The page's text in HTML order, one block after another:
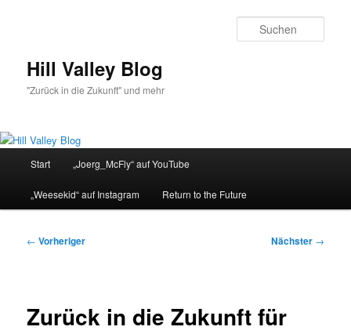
Hill Valley Blog
"Zurück in die Zukunft" und mehr
Start „Joerg_McFly“ auf YouTube
„Weesekid“ auf Instagram Return to the Future
Beitragsnavigation
← Vorheriger Nächster →
Zurück in die Zukunft für